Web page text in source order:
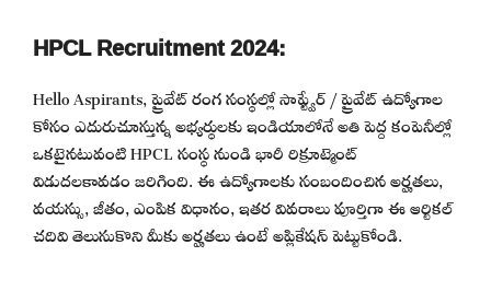
HPCL Recruitment 2024:
Hello Aspirants, ప్రైవేట్ రంగ సంస్థల్లో సాఫ్ట్వేర్ / ప్రైవేట్ ఉద్యోగాల
కోసం ఎదురుచూస్తున్న అభ్యర్థులకు ఇండియాలోనే అతి పెద్ద కంపెనీల్లో
ఒకటైనటువంటి HPCL సంస్థ నుండి భారీ రిక్రూట్మెంట్
విడుదలకావడం జరిగింది. ఈ ఉద్యోగాలకు సంబందించిన అర్హతలు,
వయస్సు, జీతం, ఎంపిక విధానం, ఇతర వివరాలు పూర్తిగా ఈ ఆర్టికల్
చదివి తెలుసుకొని మీకు అర్హతలు ఉంటే అప్లికేషన్ పెట్టుకోండి.